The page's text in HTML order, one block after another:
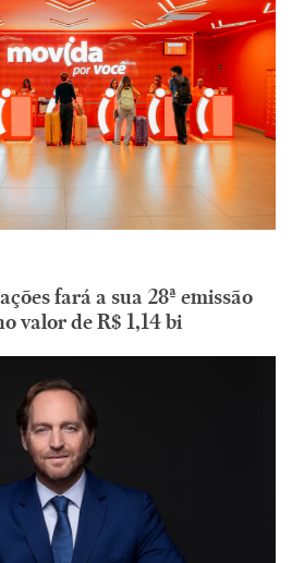
fará a sua 28ª emissão
valor de R$ 1,14 bi